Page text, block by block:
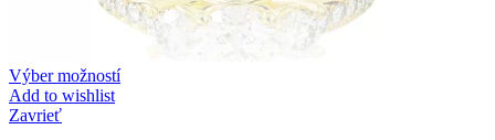
Výber možností
Add to wishlist
Zavrieť